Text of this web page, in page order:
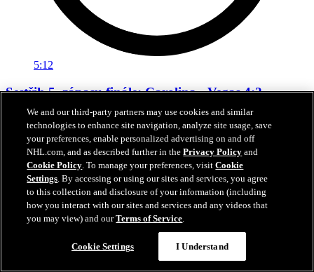
5:12
Sestřih 5. zápasu finále: Carolina - Vegas 4:2
Carolina zdolala doma Vegas a vede v sérii 3:2 na zápasy
12. čvn 2026
We and our third-party partners may use cookies and similar
technologies to enhance site navigation, analyze site usage, save
your preferences, enable personalized advertising on and off
NHL.com, and as described further in thePrivacy Policy and
Cookie Policy. To manage your preferences, visitCookie
Settings. By accessing or using our sites and services, you agree
to this collection and disclosure of your information (including
how you interact with our sites and services and any videos that
you may view) and ourTerms of Service.
Cookie Settings I Understand